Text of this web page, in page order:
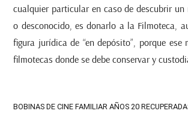
cualquier particular en caso de descubrir
o desconocido, es donarlo a la Filmoteca,
figura jurídica de “en depósito”, porque ese
filmotecas donde se debe conservar y
BOBINAS DE CINE FAMILIAR AÑOS 20